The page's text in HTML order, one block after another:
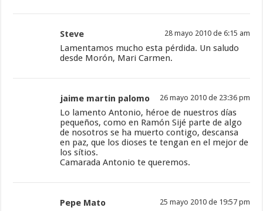
Steve 28 mayo 2010 de 6:15 am
Lamentamos mucho esta pérdida. Un saludo
desde Morón, Mari Carmen.
jaime martin palomo 26 mayo 2010 de 23:36 pm
Lo lamento Antonio, héroe de nuestros días
pequeños, como en Ramón Sijé parte de algo
de nosotros se ha muerto contigo, descansa
en paz, que los dioses te tengan en el mejor de
los sítios.
Camarada Antonio te queremos.
Pepe Mato 25 mayo 2010 de 19:57 pm